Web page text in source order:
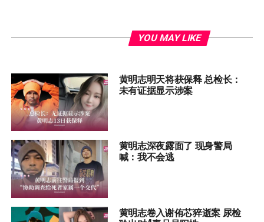
YOU MAY LIKE
黄明志明天将获保释 总检长：
未有证据显示涉案
黄明志深夜露面了 现身警局
喊：我不会逃
黄明志卷入谢侑芯猝逝案 尿检